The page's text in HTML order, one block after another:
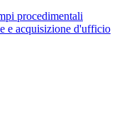
procedimentali
e acquisizione d'ufficio